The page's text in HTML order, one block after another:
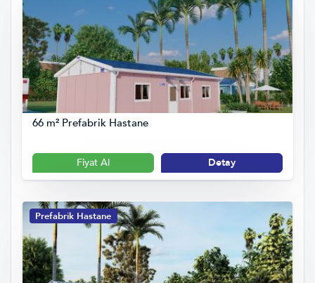
66 m² Prefabrik Hastane
Fiyat Al Detay
Prefabrik Hastane